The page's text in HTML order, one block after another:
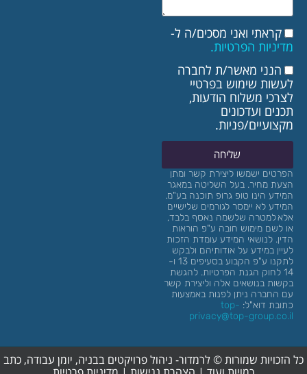
ואני מסכים/ה ל-
הפרטיות.
מאשר/ת לחברה
שימוש בפרטיי
משלוח הודעות,
ועדכונים
פניות.
ישמשו ליצירת קשר ומתן
בעל השליטה במאגר
הינו טופ גרופ תוכנה בע"מ.
יימסר לגורמים שלישיים
שלשמה נאסף בלבד,
מימוש חובה ע"פ הוראות
המידע עומדת הזכות
על אודותיהם ולבקש
לתקנו ע"פ הקבוע בסעיפים 13 ו-
הגנת הפרטיות. להגשת
בנושאים אלה וליצירת קשר
ניתן לפנות באמצעות
דוא"ל:top-
privacy@top-
שמורות © לרמדור- ניהול פרויקטים בבניה, יומן עבודה, כתב